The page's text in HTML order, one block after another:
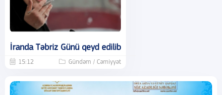
İranda Təbriz Günü qeyd edilib
15:12 Gündəm / Cəmiyyət